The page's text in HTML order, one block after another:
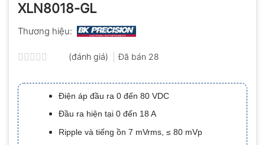
XLN8018-GL
Thương hiệu:
xếp
hạng
0.0
5
sao
(đánh giá) Đã bán 28
Điện áp đầu ra 0 đến 80 VDC
Đầu ra hiện tại 0 đến 18 A
Ripple và tiếng ồn 7 mVrms, ≤ 80 mVp